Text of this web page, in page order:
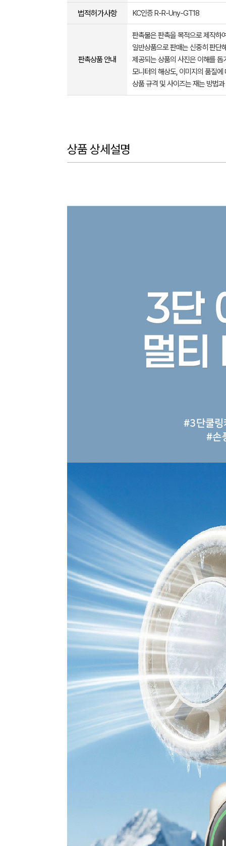
법적허가사항 KC인증 R-R-Uny-GT18
판촉상품 안내
판촉물은 판촉을 목적으로 제작하
일반상품으로 판매는 신중히 판단
제공되는 상품의 사진은 이해를
모니터의 해상도, 이미지의 품질
상품 규격 및 사이즈는 재는 방법
상품 상세설명